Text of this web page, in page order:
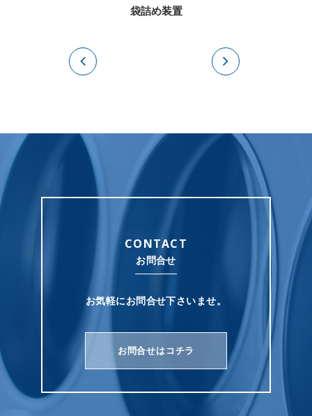
袋詰め装置
CONTACT
お問合せ
お気軽にお問合せ下さいませ。
お問合せはコチラ